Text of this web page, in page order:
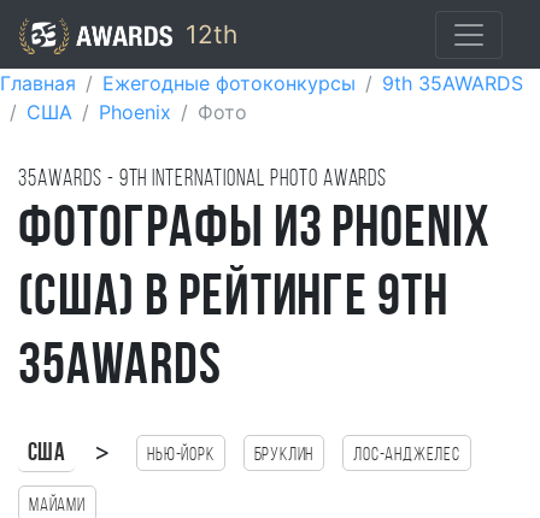
12th
Главная Ежегодные фотоконкурсы
9th 35AWARDS
США
Phoenix Фото
35AWARDS - 9TH international photo awards
Фотографы из Phoenix
(США) в рейтинге 9th
35AWARDS
США > Нью-Йорк Бруклин Лос-Анджелес
Майами